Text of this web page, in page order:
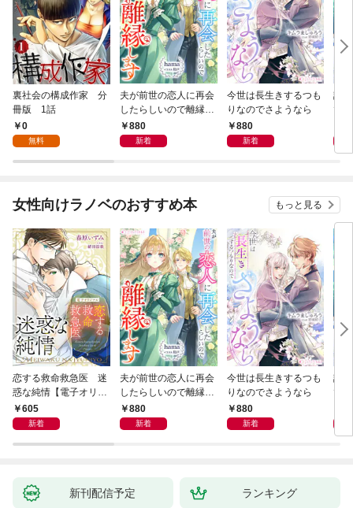
裏社会の構成作家 分
冊版 1話
0
無料
夫が前世の恋人に再会
したらしいので離縁し
ます880
新着
今世は長生きするつも
りなのでさようなら
880
新着
話
で
女性向けラノベのおすすめ本 もっと見る
恋する救命救急医 迷
惑な純情【電子オリジ
ナル】
605
新着
夫が前世の恋人に再会
したらしいので離縁し
ます880
新着
今世は長生きするつも
りなのでさようなら
880
新着
話
で
新刊配信予定 ランキング